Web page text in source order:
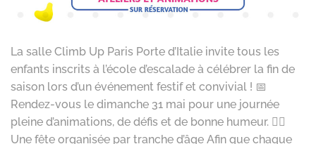
La salle Climb Up Paris Porte d’Italie invite tous les
enfants inscrits à l’école d’escalade à célébrer la fin de
saison lors d’un événement festif et convivial ! 📅
Rendez-vous le dimanche 31 mai pour une journée
pleine d’animations, de défis et de bonne humeur. 🧗‍♀️
Une fête organisée par tranche d’âge Afin que chaque